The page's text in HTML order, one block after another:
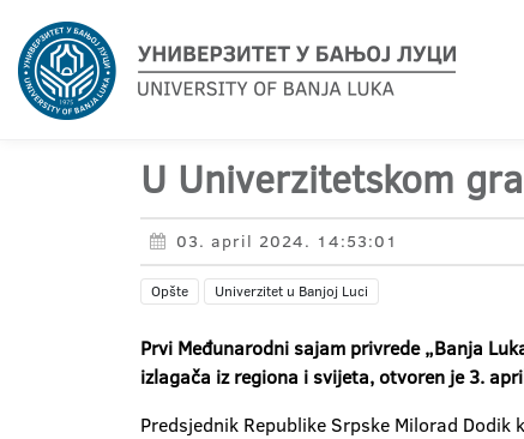
U Univerzitetskom
03. april 2024. 14:53:01
Opšte Univerzitet u Banjoj Luci
Prvi Međunarodni sajam privrede „Banja
izlagača iz regiona i svijeta, otvoren je 3.
Predsjednik Republike Srpske Milorad